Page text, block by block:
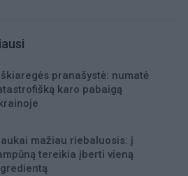
pranašystė: numatė
karo pabaigą
mažiau riebaluosis: į
tereikia įberti vieną